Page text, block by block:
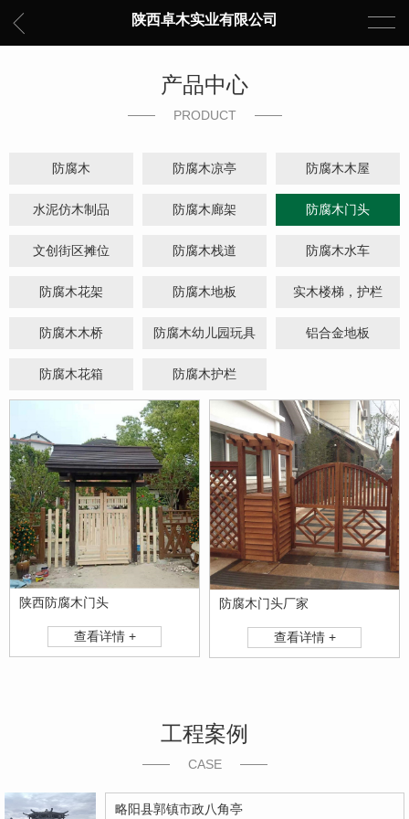
陕西卓木实业有限公司
产品中心
PRODUCT
防腐木 防腐木凉亭 防腐木木屋
水泥仿木制品 防腐木廊架 防腐木门头
文创街区摊位 防腐木栈道 防腐木水车
防腐木花架 防腐木地板 实木楼梯，护栏
防腐木木桥 防腐木幼儿园玩具 铝合金地板
防腐木花箱 防腐木护栏
陕西防腐木门头
查看详情 +
防腐木门头厂家
查看详情 +
工程案例
CASE
略阳县郭镇市政八角亭